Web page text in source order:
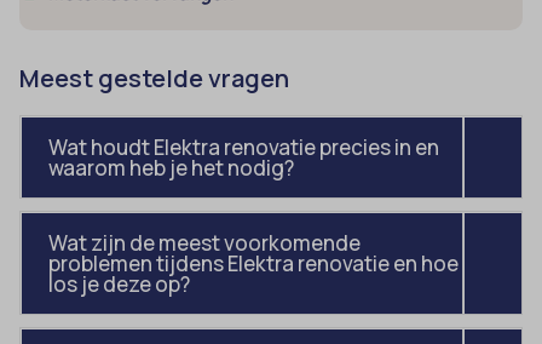
Meest gestelde vragen
Wat houdt Elektra renovatie precies in en
waarom heb je het nodig?
Wat zijn de meest voorkomende
problemen tijdens Elektra renovatie en hoe
los je deze op?
cookie_notice_accepted
cookieconsent_status
cookielawinfo-checkbox-*
cookieyes-consent
et-editor-available-post-*
intercom-device-id-*
_dd_s
_deCookiesConsent
_ketch_consent_v1_
acris_cookie_acc
amp_*
av_lang